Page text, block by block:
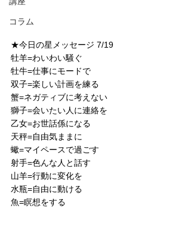
コラム
★今日の星メッセージ 7/19
牡羊=わいわい騒ぐ
牡牛=仕事にモードで
双子=楽しい計画を練る
蟹=ネガティブに考えない
獅子=会いたい人に連絡を
乙女=お世話係になる
天秤=自由気ままに
蠍=マイペースで過ごす
射手=色んな人と話す
山羊=行動に変化を
水瓶=自由に動ける
魚=瞑想をする